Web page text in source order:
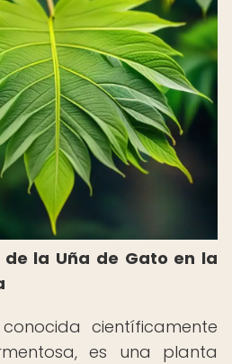
la Uña de Gato en la
científicamente
es una planta